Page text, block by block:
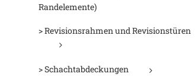
Randelemente)
> Revisionsrahmen und Revisionstüren
> Schachtabdeckungen